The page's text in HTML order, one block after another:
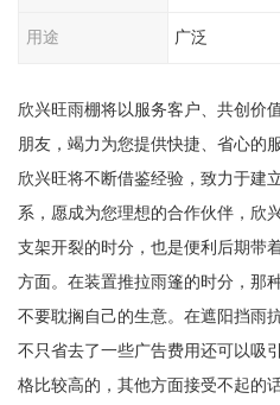
用途 广泛
欣兴旺雨棚将以服务客户、共创价
朋友，竭力为您提供快捷、省心的
欣兴旺将不断借鉴经验，致力于建
系，愿成为您理想的合作伙伴，欣
支架开裂的时分，也是便利后期带
方面。在装置推拉雨篷的时分，那
不要耽搁自己的生意。在遮阳挡雨
不只省去了一些广告费用还可以吸
格比较高的，其他方面接受不起的